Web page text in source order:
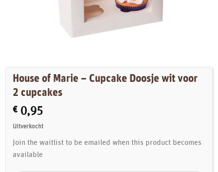
House of Marie – Cupcake Doosje wit voor
2 cupcakes
€ 0,95
Uitverkocht
Join the waitlist to be emailed when this product becomes
available